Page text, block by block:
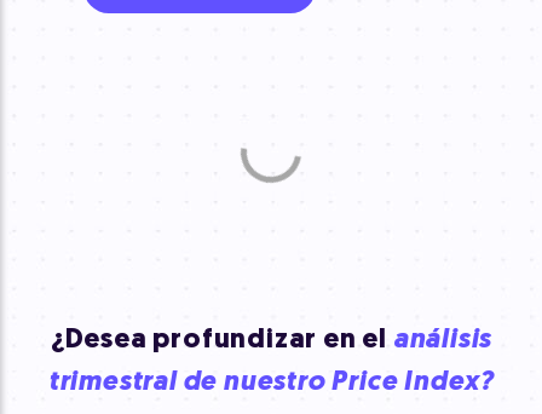
¿Desea profundizar en el análisis
trimestral de nuestro Price Index?